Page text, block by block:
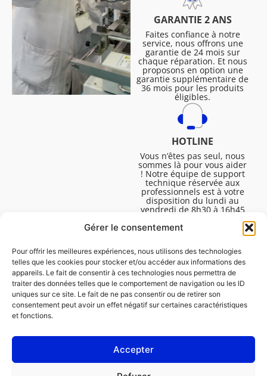
Gérer le consentement
Pour offrir les meilleures expériences, nous utilisons des technologies
telles que les cookies pour stocker et/ou accéder aux informations des
appareils. Le fait de consentir à ces technologies nous permettra de
traiter des données telles que le comportement de navigation ou les ID
uniques sur ce site. Le fait de ne pas consentir ou de retirer son
consentement peut avoir un effet négatif sur certaines caractéristiques
et fonctions.
Accepter
GARANTIE 2 ANS
Faites confiance à notre
service, nous offrons une
garantie de 24 mois sur
chaque réparation. Et nous
proposons en option une
garantie supplémentaire de
36 mois pour les produits
éligibles.
HOTLINE
Vous n’êtes pas seul, nous
sommes là pour vous aider
! Notre équipe de support
technique réservée aux
professionnels est à votre
disposition du lundi au
vendredi de 8h30 à 16h45
pour vous aider à résoudre
toutes vos questions
Mentions légales